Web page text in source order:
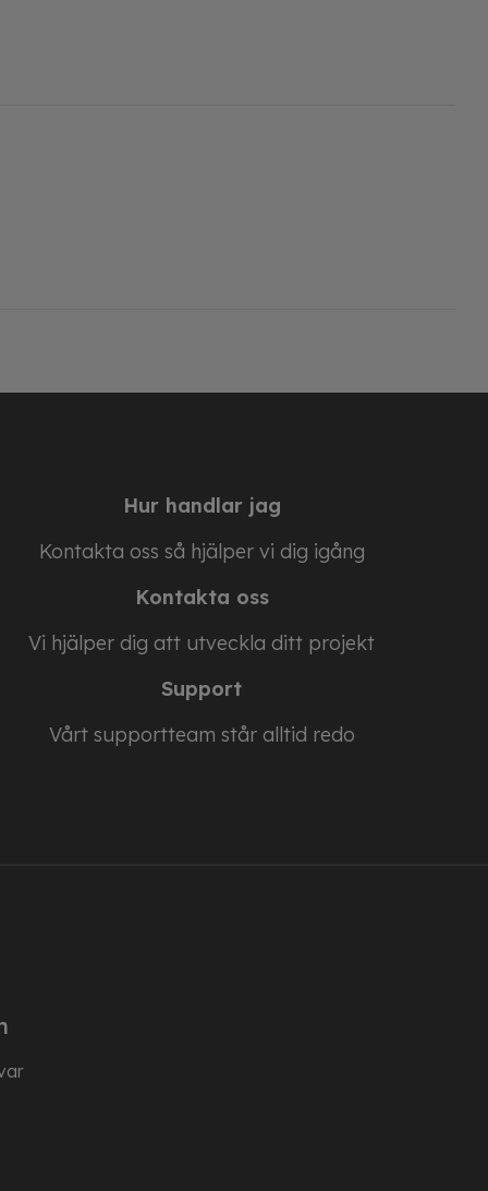
Hur handlar jag
Kontakta oss så hjälper vi dig igång
Kontakta oss
Vi hjälper dig att utveckla ditt projekt
Support
Vårt supportteam står alltid redo